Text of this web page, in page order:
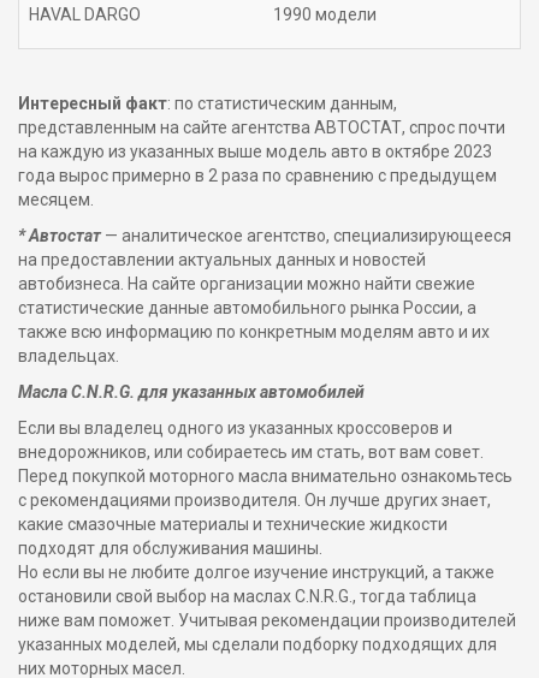
HAVAL DARGO 1990 модели
Интересный факт: по статистическим данным,
представленным на сайте агентства АВТОСТАТ, спрос почти
на каждую из указанных выше модель авто в октябре 2023
года вырос примерно в 2 раза по сравнению с предыдущем
месяцем.
* Автостат — аналитическое агентство, специализирующееся
на предоставлении актуальных данных и новостей
автобизнеса. На сайте организации можно найти свежие
статистические данные автомобильного рынка России, а
также всю информацию по конкретным моделям авто и их
владельцах.
Масла C.N.R.G. для указанных автомобилей
Если вы владелец одного из указанных кроссоверов и
внедорожников, или собираетесь им стать, вот вам совет.
Перед покупкой моторного масла внимательно ознакомьтесь
с рекомендациями производителя. Он лучше других знает,
какие смазочные материалы и технические жидкости
подходят для обслуживания машины.
Но если вы не любите долгое изучение инструкций, а также
остановили свой выбор на маслах C.N.R.G., тогда таблица
ниже вам поможет. Учитывая рекомендации производителей
указанных моделей, мы сделали подборку подходящих для
них моторных масел.